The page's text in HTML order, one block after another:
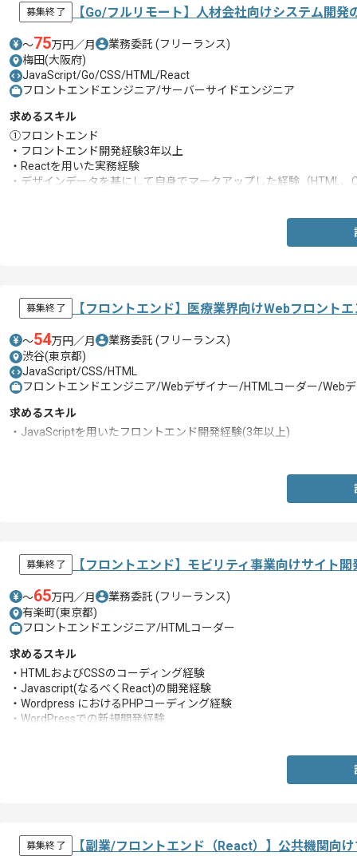
募集終了 【Go/フルリモート】人材会社向けシステム開発
〜75万円／月 業務委託 (フリーランス)
梅田(大阪府)
JavaScript/Go/CSS/HTML/React
フロントエンドエンジニア/サーバーサイドエンジニア
求めるスキル
①フロントエンド
・フロントエンド開発経験3年以上
・Reactを用いた実務経験
・デザインデータを基にして自身でマークアップした経験（HTML、
募集終了 【フロントエンド】医療業界向けWebフロント
〜54万円／月 業務委託 (フリーランス)
渋谷(東京都)
JavaScript/CSS/HTML
フロントエンドエンジニア/Webデザイナー/HTMLコーダー/Web
求めるスキル
・JavaScriptを用いたフロントエンド開発経験(3年以上)
募集終了 【フロントエンド】モビリティ事業向けサイト
〜65万円／月 業務委託 (フリーランス)
有楽町(東京都)
フロントエンドエンジニア/HTMLコーダー
求めるスキル
・HTMLおよびCSSのコーディング経験
・Javascript(なるべくReact)の開発経験
・Wordpress におけるPHPコーディング経験
・WordPressでの新規開発経験
募集終了 【副業/フロントエンド（React）】公共機関向